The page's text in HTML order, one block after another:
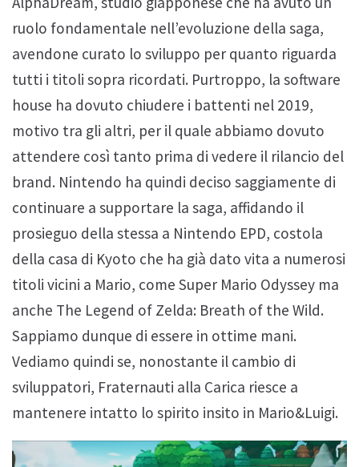
ruolo fondamentale nell’evoluzione della saga,
avendone curato lo sviluppo per quanto riguarda
tutti i titoli sopra ricordati. Purtroppo, la software
house ha dovuto chiudere i battenti nel 2019,
motivo tra gli altri, per il quale abbiamo dovuto
attendere così tanto prima di vedere il rilancio del
brand. Nintendo ha quindi deciso saggiamente di
continuare a supportare la saga, affidando il
prosieguo della stessa a Nintendo EPD, costola
della casa di Kyoto che ha già dato vita a numerosi
titoli vicini a Mario, come Super Mario Odyssey ma
anche The Legend of Zelda: Breath of the Wild.
Sappiamo dunque di essere in ottime mani.
Vediamo quindi se, nonostante il cambio di
sviluppatori, Fraternauti alla Carica riesce a
mantenere intatto lo spirito insito in Mario&Luigi.